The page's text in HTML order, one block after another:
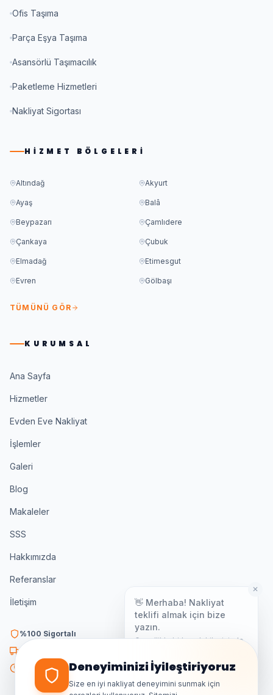
Ofis Taşıma
Parça Eşya Taşıma
Asansörlü Taşımacılık
Paketleme Hizmetleri
Nakliyat Sigortası
HIZMET BÖLGELERI
Altındağ Akyurt
Ayaş Balâ
Beypazarı Çamlıdere
Çankaya Çubuk
Elmadağ Etimesgut
Evren Gölbaşı
TÜMÜNÜ GÖR
KURUMSAL
Ana Sayfa
Hizmetler
Evden Eve Nakliyat
İşlemler
Galeri
Blog
Makaleler
SSS
Hakkımızda
Referanslar
İletişim
%100 Sigortalı
K3 Belgeli
7/24 Destek
Deneyiminizi İyileştiriyoruz
Size en iyi nakliyat deneyimini sunmak için
✕
👋 Merhaba! Nakliyat
teklifi almak için bize
yazın.
Genellikle birkaç dakika içinde